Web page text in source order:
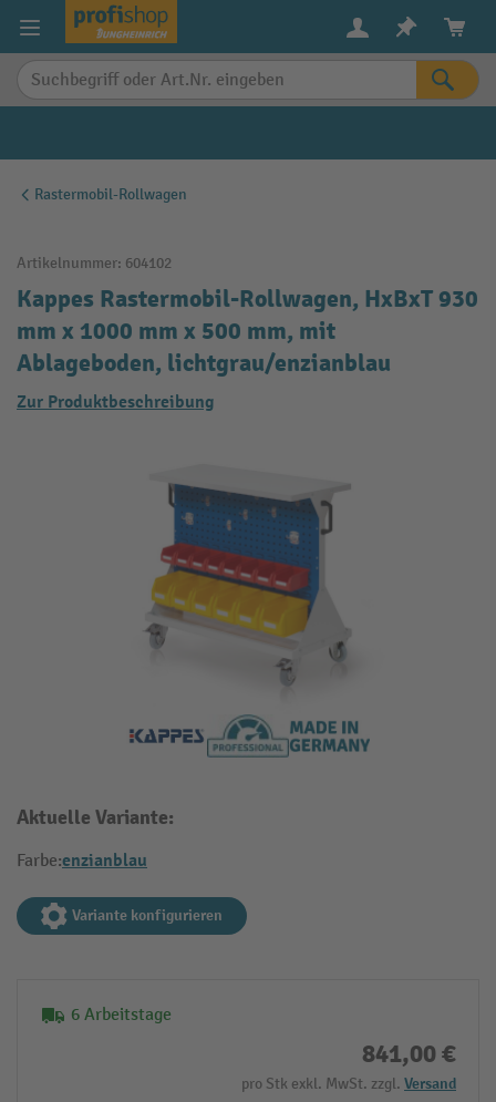
springen
Rastermobil-Rollwagen
Artikelnummer: 604102
Kappes Rastermobil-Rollwagen, HxBxT 930
mm x 1000 mm x 500 mm, mit
Ablageboden, lichtgrau/enzianblau
Zur Produktbeschreibung
Aktuelle Variante:
Farbe:enzianblau
Variante konfigurieren
6 Arbeitstage
841,00 €
pro Stk exkl. MwSt. zzgl. Versand